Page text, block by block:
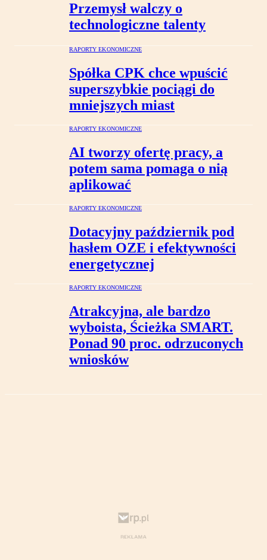
Przemysł walczy o
technologiczne talenty
RAPORTY EKONOMICZNE
Spółka CPK chce wpuścić
superszybkie pociągi do
mniejszych miast
RAPORTY EKONOMICZNE
AI tworzy ofertę pracy, a
potem sama pomaga o nią
aplikować
RAPORTY EKONOMICZNE
Dotacyjny październik pod
hasłem OZE i efektywności
energetycznej
RAPORTY EKONOMICZNE
Atrakcyjna, ale bardzo
wyboista, Ścieżka SMART.
Ponad 90 proc. odrzuconych
wniosków